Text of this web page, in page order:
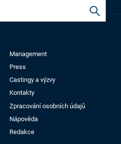
Management
Press
Castingy a výzvy
Kontakty
Zpracování osobních údajů
Nápověda
Redakce